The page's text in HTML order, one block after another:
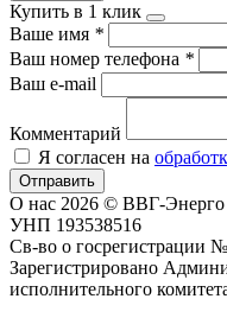
Купить в 1 клик
Ваше имя *
Ваш номер телефона *
Ваш e-mail
Комментарий
Я согласен на
Отправить
О нас 2026 © ВВГ-Энерго
УНП 193538516
Св-во о госрегистрации
Зарегистрировано
исполнительного